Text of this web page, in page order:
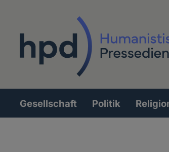
Hauptnavigation
Gesellschaft Politik